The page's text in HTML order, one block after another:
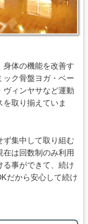
身体の機能を改善す
ック骨盤ヨガ・ベー
ヴィンヤサなど運動
取り揃えていま
ず集中して取り組む
は回数制のみ利用
る事ができて、続け
だから安心して続け